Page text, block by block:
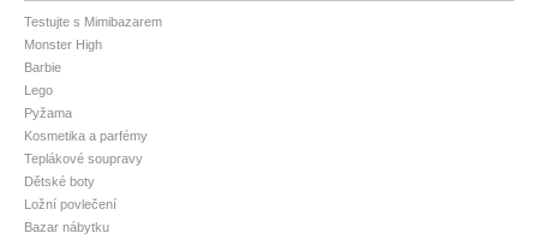
Testujte s Mimibazarem
Monster High
Barbie
Lego
Pyžama
Kosmetika a parfémy
Teplákové soupravy
Dětské boty
Ložní povlečení
Bazar nábytku